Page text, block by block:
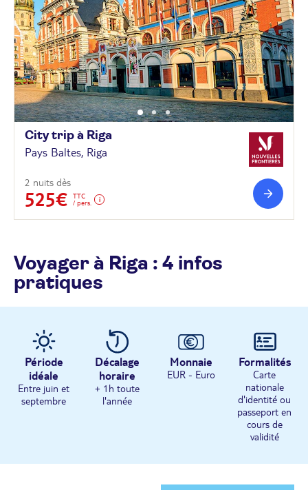
City trip à Riga
Pays Baltes, Riga
2 nuits dès
525€
TTC
/ pers.
Voyager à Riga : 4 infos
pratiques
Période
idéale
Entre juin et
septembre
Décalage
horaire
+ 1h toute
l'année
Monnaie
EUR - Euro
Formalités
Carte
nationale
d'identité ou
passeport en
cours de
validité